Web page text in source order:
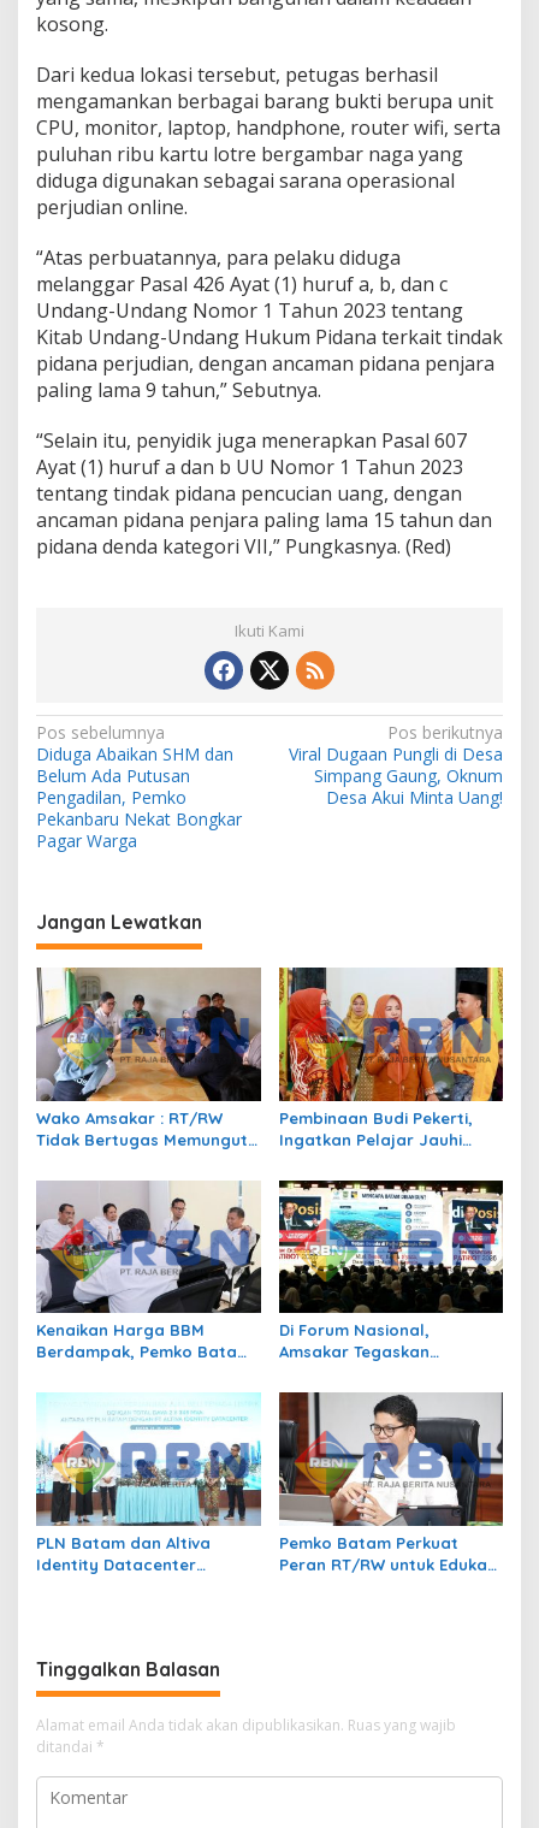
kosong.
Dari kedua lokasi tersebut, petugas berhasil
mengamankan berbagai barang bukti berupa unit
CPU, monitor, laptop, handphone, router wifi, serta
puluhan ribu kartu lotre bergambar naga yang
diduga digunakan sebagai sarana operasional
perjudian online.
“Atas perbuatannya, para pelaku diduga
melanggar Pasal 426 Ayat (1) huruf a, b, dan c
Undang-Undang Nomor 1 Tahun 2023 tentang
Kitab Undang-Undang Hukum Pidana terkait tindak
pidana perjudian, dengan ancaman pidana penjara
paling lama 9 tahun,” Sebutnya.
“Selain itu, penyidik juga menerapkan Pasal 607
Ayat (1) huruf a dan b UU Nomor 1 Tahun 2023
tentang tindak pidana pencucian uang, dengan
ancaman pidana penjara paling lama 15 tahun dan
pidana denda kategori VII,” Pungkasnya. (Red)
Ikuti Kami
N
a
v
i
a
s
i
p
o
s
Pos sebelumnya
Diduga Abaikan SHM dan
Belum Ada Putusan
Pengadilan, Pemko
Pekanbaru Nekat Bongkar
Pagar Warga
Pos berikutnya
Viral Dugaan Pungli di Desa
Simpang Gaung, Oknum
Desa Akui Minta Uang!
Jangan Lewatkan
Wako Amsakar : RT/RW
Tidak Bertugas Memungut
Pembinaan Budi Pekerti,
Ingatkan Pelajar Jauhi
Bermedia Sosial
Kenaikan Harga BBM
Berdampak, Pemko Batam
Kolaborasi TPID
Di Forum Nasional,
Amsakar Tegaskan
Penggerak Pemerataan
Pembangunan
PLN Batam dan Altiva
Identity Datacenter
Pemko Batam Perkuat
Peran RT/RW untuk Edukasi
Tinggalkan Balasan
Alamat email Anda tidak akan dipublikasikan. Ruas yang wajib
ditandai *